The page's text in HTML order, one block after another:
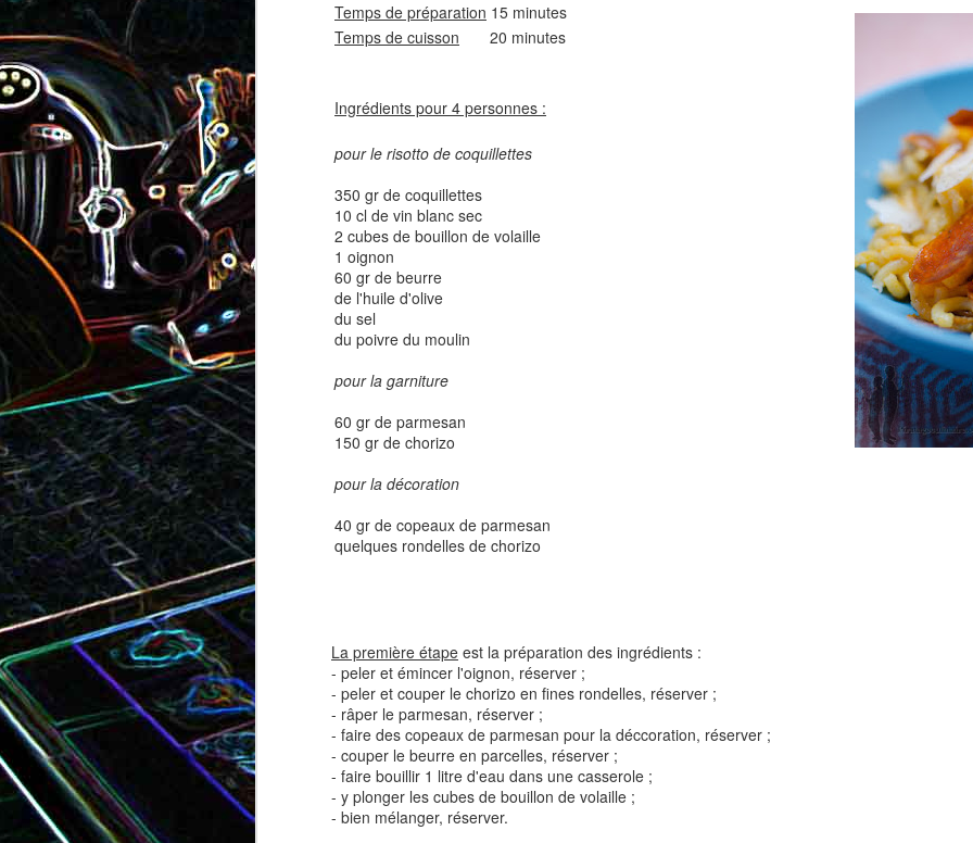
Temps de préparation 15 minutes
Temps de cuisson 20 minutes
Ingrédients pour 4 personnes :
pour le risotto de coquillettes
350 gr de coquillettes
10 cl de vin blanc sec
2 cubes de bouillon de volaille
1 oignon
60 gr de beurre
de l'huile d'olive
du sel
du poivre du moulin
pour la garniture
60 gr de parmesan
150 gr de chorizo
pour la décoration
40 gr de copeaux de parmesan
quelques rondelles de chorizo
La première étape est la préparation des ingrédients :
- peler et émincer l'oignon, réserver ;
- peler et couper le chorizo en fines rondelles, réserver ;
- râper le parmesan, réserver ;
- faire des copeaux de parmesan pour la déccoration, réserver ;
- couper le beurre en parcelles, réserver ;
- faire bouillir 1 litre d'eau dans une casserole ;
- y plonger les cubes de bouillon de volaille ;
- bien mélanger, réserver.
Cake à la rhubarbe Salade d'avocat, au
concombre et au crabe
Cake au chèvre et
serrano
Tatin de tomates cerises à la
tapenade
2
Pizza au speck et au
Brownie au chocolat recouvert
de marshmallows fondus Tapenade verte aux amandes Quiche aux 3 fromages